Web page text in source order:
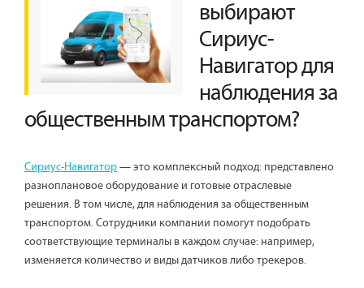
выбирают
Сириус-
Навигатор для
наблюдения за
общественным транспортом?
Сириус-Навигатор— это комплексный подход: представлено
разноплановое оборудование и готовые отраслевые
решения. В том числе, для наблюдения за общественным
транспортом. Сотрудники компании помогут подобрать
соответствующие терминалы в каждом случае: например,
изменяется количество и виды датчиков либо трекеров.